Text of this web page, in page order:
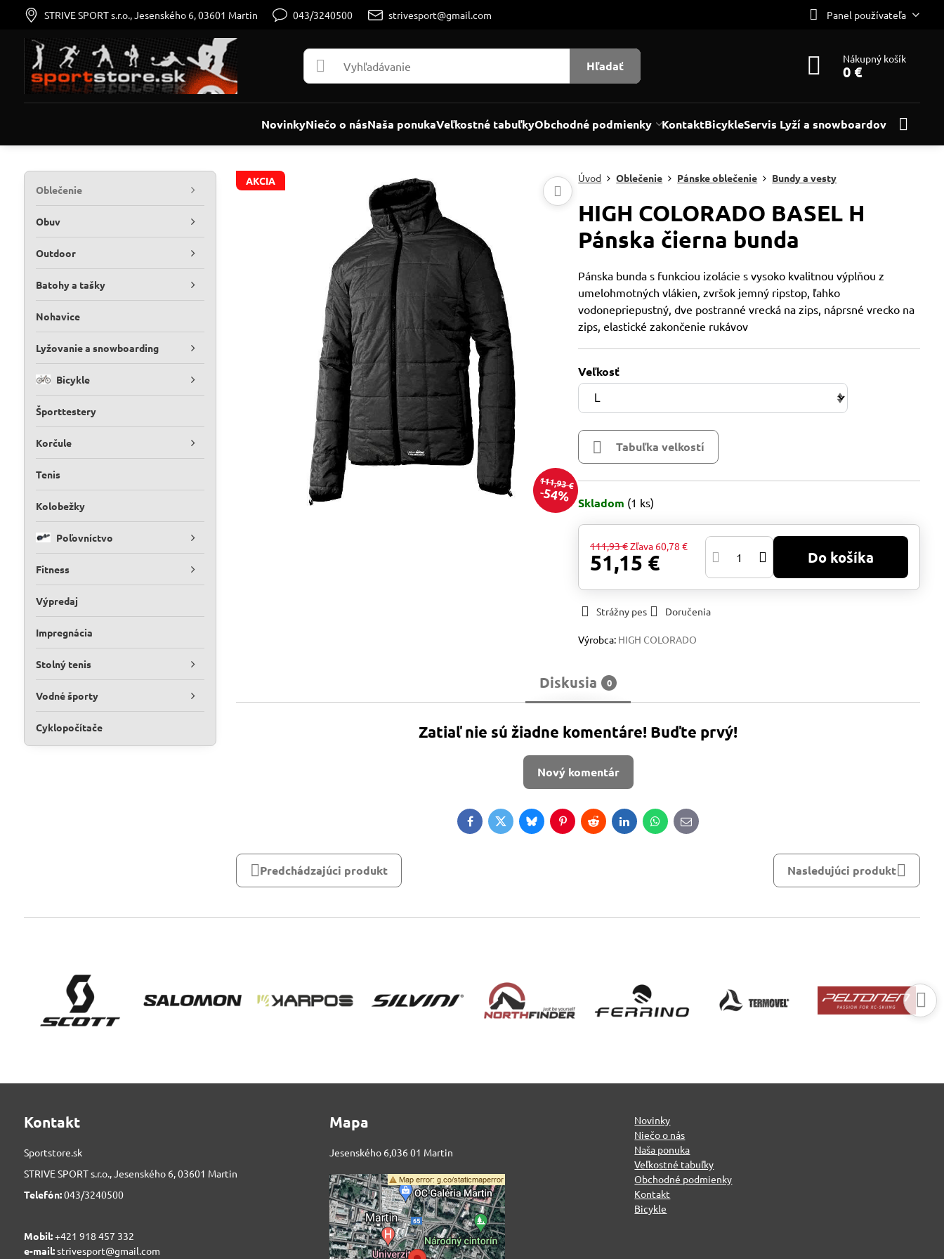
STRIVE SPORT s.r.o., Jesenského 6, 03601 Martin 043/3240500 strivesport@gmail.com Panel používateľa
Hľadať Nákupný košík
0 €
NovinkyNiečo o násNaša ponukaVeľkostné tabuľkyObchodné podmienky KontaktBicykleServis Lyží a snowboardov
AKCIA
111,93 €
54%
Úvod Oblečenie Pánske oblečenie Bundy a vesty
HIGH COLORADO BASEL H
Pánska čierna bunda
Pánska bunda s funkciou izolácie s vysoko kvalitnou výplňou z
umelohmotných vlákien, zvršok jemný ripstop, ľahko
vodonepriepustný, dve postranné vrecká na zips, náprsné vrecko na
zips, elastické zakončenie rukávov
Veľkosť
Tabuľka velkostí
Skladom (1 ks)
111,93 €Zľava 60,78 €
51,15 € Do košíka
Strážny pes Doručenia
Výrobca: HIGH COLORADO
Diskusia 0
Zatiaľ nie sú žiadne komentáre! Buďte prvý!
Nový komentár
FacebookTwitterBlueskyPinterestRedditLinkedInWhatsApp
E-
mail
Predchádzajúci produkt Nasledujúci produkt
Oblečenie
Obuv
Outdoor
Batohy a tašky
Nohavice
Lyžovanie a snowboarding
Bicykle
Športtestery
Korčule
Tenis
Kolobežky
Poľovníctvo
Fitness
Výpredaj
Impregnácia
Stolný tenis
Vodné športy
Cyklopočítače
Kontakt
Sportstore.sk
STRIVE SPORT s.r.o., Jesenského 6, 03601 Martin
Telefón:043/3240500
Mobil:+421 918 457 332
e-mail:strivesport@gmail.com
Mapa
Jesenského 6,036 01 Martin
Externý obsah je
blokovaný Voľbami
súkromia
Novinky
Niečo o nás
Naša ponuka
Veľkostné tabuľky
Obchodné podmienky
Kontakt
Bicykle